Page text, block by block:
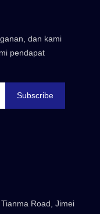
dan kami
pendapat
Subscribe
Road, Jimei